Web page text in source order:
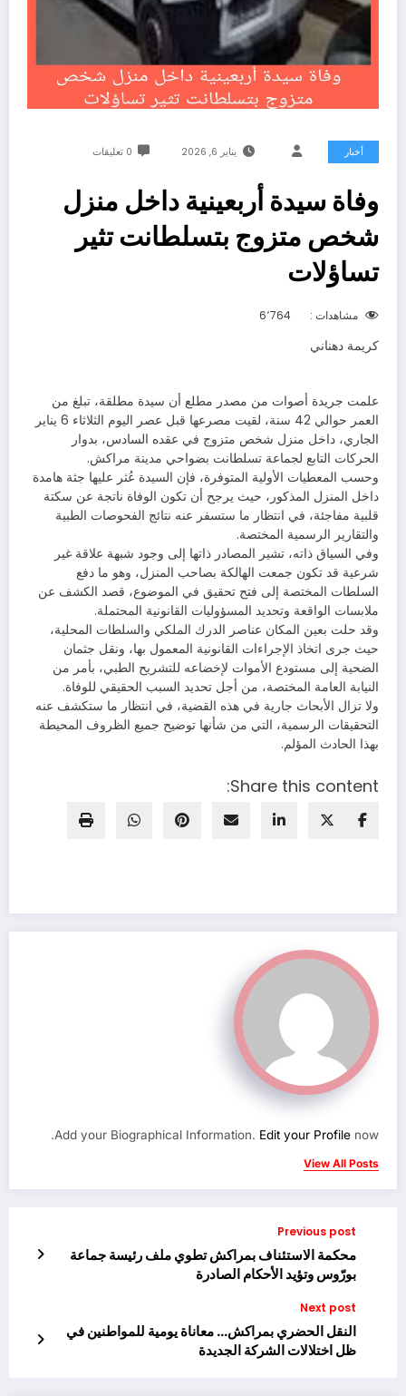
أخبار يناير 6, 2026 0 تعليقات
وفاة سيدة أربعينية داخل منزل
شخص متزوج بتسلطانت تثير
تساؤلات
مشاهدات : 6٬764
كريمة دهناني
علمت جريدة أصوات من مصدر مطلع أن سيدة مطلقة، تبلغ من
العمر حوالي 42 سنة، لقيت مصرعها قبل عصر اليوم الثلاثاء 6 يناير
الجاري، داخل منزل شخص متزوج في عقده السادس، بدوار
الحركات التابع لجماعة تسلطانت بضواحي مدينة مراكش.
وحسب المعطيات الأولية المتوفرة، فإن السيدة عُثر عليها جثة هامدة
داخل المنزل المذكور، حيث يرجح أن تكون الوفاة ناتجة عن سكتة
قلبية مفاجئة، في انتظار ما ستسفر عنه نتائج الفحوصات الطبية
والتقارير الرسمية المختصة.
وفي السياق ذاته، تشير المصادر ذاتها إلى وجود شبهة علاقة غير
شرعية قد تكون جمعت الهالكة بصاحب المنزل، وهو ما دفع
السلطات المختصة إلى فتح تحقيق في الموضوع، قصد الكشف عن
ملابسات الواقعة وتحديد المسؤوليات القانونية المحتملة.
وقد حلت بعين المكان عناصر الدرك الملكي والسلطات المحلية،
حيث جرى اتخاذ الإجراءات القانونية المعمول بها، ونقل جثمان
الضحية إلى مستودع الأموات لإخضاعه للتشريح الطبي، بأمر من
النيابة العامة المختصة، من أجل تحديد السبب الحقيقي للوفاة.
ولا تزال الأبحاث جارية في هذه القضية، في انتظار ما ستكشف عنه
التحقيقات الرسمية، التي من شأنها توضيح جميع الظروف المحيطة
بهذا الحادث المؤلم.
Share this content:
Add your Biographical Information. Edit your Profile now.
View All Posts
Previous post
محكمة الاستئناف بمراكش تطوي ملف رئيسة جماعة
بورّوس وتؤيد الأحكام الصادرة
Next post
النقل الحضري بمراكش… معاناة يومية للمواطنين في
ظل اختلالات الشركة الجديدة